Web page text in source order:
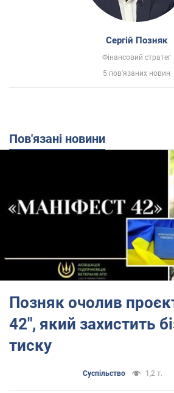
Сергій Позняк
Фінансовий стратег
5 пов'язаних новин
Пов'язані новини
Позняк очолив
42", який захистить
тиску
Суспільство 1,2 т.